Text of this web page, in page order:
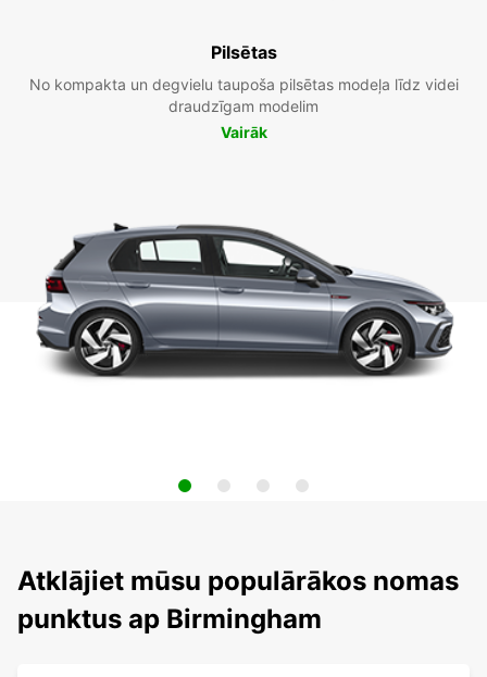
Pilsētas
No kompakta un degvielu taupoša pilsētas modeļa līdz videi
draudzīgam modelim
Vairāk
Atklājiet mūsu populārākos nomas
punktus ap Birmingham